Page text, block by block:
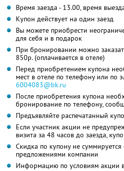
Время заезда - 13.00, время
Купон действует на один заезд
Вы можете приобрести
для себя и в подарок
При бронировании можно
850р. (оплачивается в отеле)
Перед приобретением купона
мест в отеле по телефону или по
6004083@bk.ru
После приобретения купона
бронирование по телефону,
Предъявляйте распечатанный
Если участник акции не
визита за 48 часов до заезда,
Скидка по купону не
предложениями компании
Информацию по условиям акции